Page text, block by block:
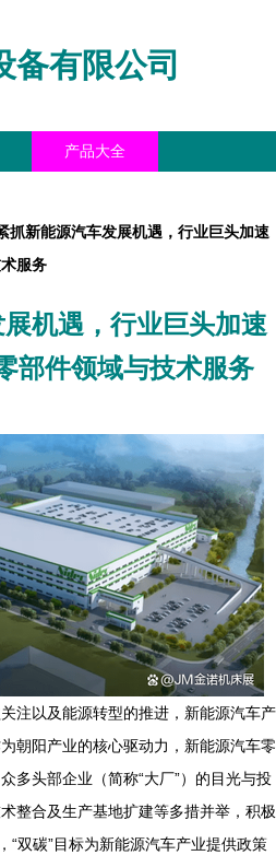
备有限公司
产品大全
抓新能源汽车发展机遇，行业巨头加速
服务
机遇，行业巨头加速
部件领域与技术服务
注以及能源转型的推进，新能源汽车产
朝阳产业的核心驱动力，新能源汽车零
多头部企业（简称“大厂”）的目光与投
整合及生产基地扩建等多措并举，积极
“双碳”目标为新能源汽车产业提供政策